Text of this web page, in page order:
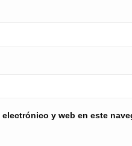
y web en este